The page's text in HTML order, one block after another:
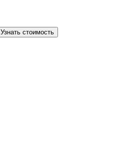
Узнать стоимость